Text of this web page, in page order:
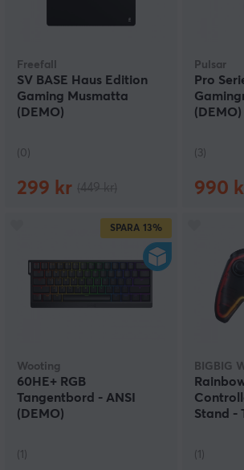
Freefall
SV BASE Haus Edition
Gaming Musmatta
(DEMO)
(0)
299 kr
Pulsar
Pro
(DEMO)
(3)
990
SPARA 13%
Wooting
60HE+ RGB
Tangentbord - ANSI
(DEMO)
(1)
BIGBIG
Stand -
(1)